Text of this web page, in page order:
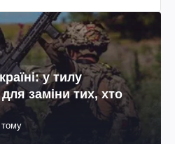
у тилу
заміни тих, хто
тому